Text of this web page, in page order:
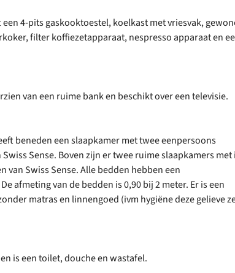
4-pits gaskooktoestel, koelkast met vriesvak,
filter koffiezetapparaat, nespresso apparaat en
van een ruime bank en beschikt over een televisie.
beneden een slaapkamer met twee eenpersoons
Sense. Boven zijn er twee ruime slaapkamers met
van Swiss Sense. Alle bedden hebben een
afmeting van de bedden is 0,90 bij 2 meter. Er is een
matras en linnengoed (ivm hygiëne deze gelieve
is een toilet, douche en wastafel.